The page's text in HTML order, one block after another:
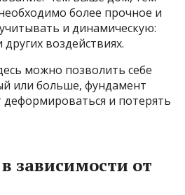
более прочное и
и динамическую:
воздействиях.
можно позволить себе
или больше, фундамент
и потерять
зависимости от